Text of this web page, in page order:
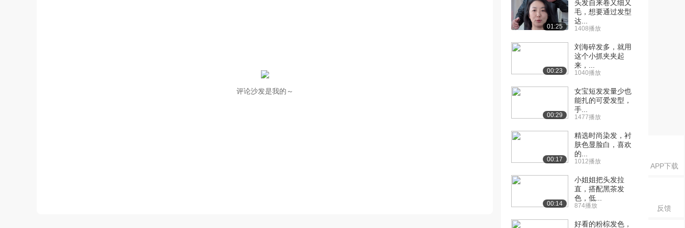
APP下载
反馈
评论沙发是我的～
01:25
头发自来卷又细又
毛，想要通过发型
达...
1408播放
00:23
刘海碎发多，就用
这个小抓夹夹起
来，...
1040播放
00:29
女宝短发发量少也
能扎的可爱发型，
手...
1477播放
00:17
精选时尚染发，衬
肤色显脸白，喜欢
的...
1012播放
00:14
小姐姐把头发拉
直，搭配黑茶发
色，低...
874播放
好看的粉棕发色，